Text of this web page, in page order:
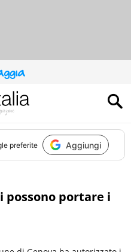
SITO
CONTRIBUISCE
preferite Aggiungi
possono portare i